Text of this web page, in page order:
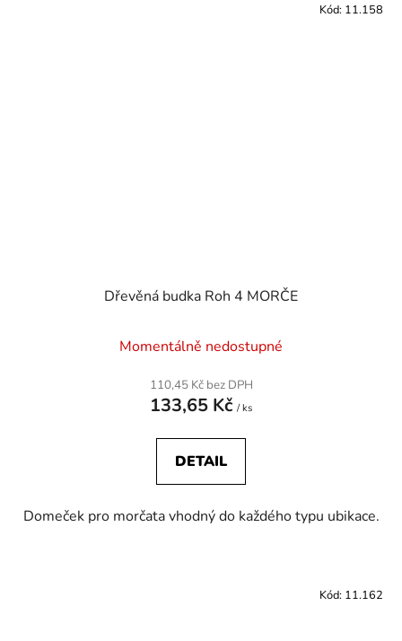
Dřevěná budka Roh 4 MORČE
Momentálně nedostupné
110,45 Kč bez DPH
133,65 Kč / ks
DETAIL
Domeček pro morčata vhodný do každého typu ubikace.
Kód: 11.158
Kód: 11.162